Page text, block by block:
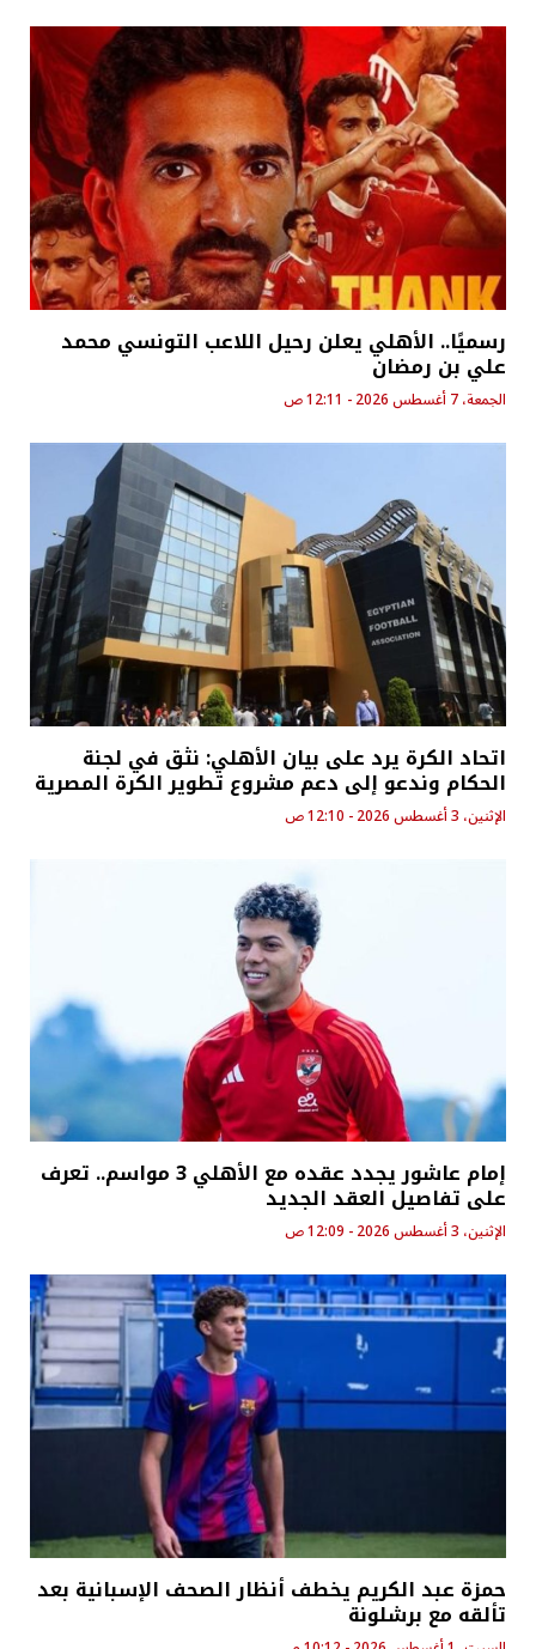
رسميًا.. الأهلي يعلن رحيل اللاعب التونسي محمد
علي بن رمضان
الجمعة، 7 أغسطس 2026 - 12:11 ص
اتحاد الكرة يرد على بيان الأهلي: نثق في لجنة
الحكام وندعو إلى دعم مشروع تطوير الكرة المصرية
الإثنين، 3 أغسطس 2026 - 12:10 ص
إمام عاشور يجدد عقده مع الأهلي 3 مواسم.. تعرف
على تفاصيل العقد الجديد
الإثنين، 3 أغسطس 2026 - 12:09 ص
حمزة عبد الكريم يخطف أنظار الصحف الإسبانية بعد
تألقه مع برشلونة